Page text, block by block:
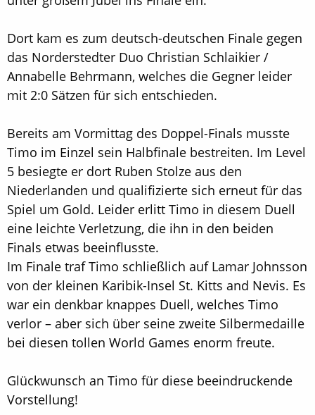
Dort kam es zum deutsch-deutschen Finale gegen
das Norderstedter Duo Christian Schlaikier /
Annabelle Behrmann, welches die Gegner leider
mit 2:0 Sätzen für sich entschieden.
Bereits am Vormittag des Doppel-Finals musste
Timo im Einzel sein Halbfinale bestreiten. Im Level
5 besiegte er dort Ruben Stolze aus den
Niederlanden und qualifizierte sich erneut für das
Spiel um Gold. Leider erlitt Timo in diesem Duell
eine leichte Verletzung, die ihn in den beiden
Finals etwas beeinflusste.
Im Finale traf Timo schließlich auf Lamar Johnsson
von der kleinen Karibik-Insel St. Kitts and Nevis. Es
war ein denkbar knappes Duell, welches Timo
verlor – aber sich über seine zweite Silbermedaille
bei diesen tollen World Games enorm freute.
Glückwunsch an Timo für diese beeindruckende
Vorstellung!